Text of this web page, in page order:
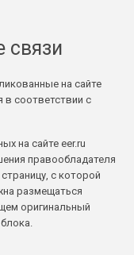
связи
на сайте
в соответствии с
на сайте eer.ru
правообладателя
с которой
размещаться
оригинальный